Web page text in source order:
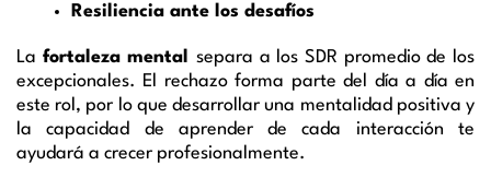
Resiliencia ante los desafíos
La fortaleza mentalsepara a los SDR promedio de los
excepcionales. El rechazo forma parte del día a día en
este rol, por lo que desarrollar una mentalidad positiva y
la capacidad de aprender de cada interacción te
ayudará a crecer profesionalmente.